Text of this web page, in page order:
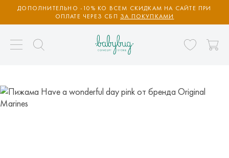
ДОПОЛНИТЕЛЬНО -10% КО ВСЕМ СКИДКАМ НА САЙТЕ ПРИ
ОПЛАТЕ ЧЕРЕЗ СБП ЗА ПОКУПКАМИ